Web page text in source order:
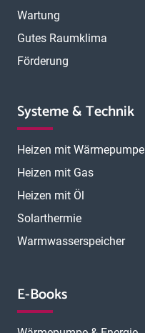
Wartung
Gutes Raumklima
Förderung
Systeme & Technik
Heizen mit Wärmepumpe
Heizen mit Gas
Heizen mit Öl
Solarthermie
Warmwasserspeicher
E-Books